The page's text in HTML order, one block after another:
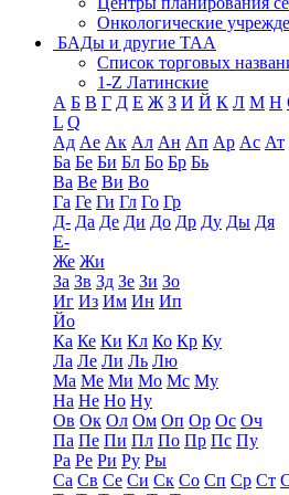
Онкологические
БАДы и другие ТАА
Список торговых
1-Z Латинские
А Б В Г Д Е Ж З И Й К Л М Н
L Q
Ад Ае Ак Ал Ан Ап Ар Ас Ат
Ба Бе Би Бл Бо Бр Бь
Ва Ве Ви Во
Га Ге Ги Гл Го Гр
Д- Да Де Ди До Др Ду Ды Дя
Е-
Же Жи
За Зв Зд Зе Зи Зо
Иг Из Им Ин Ип
Йо
Ка Ке Ки Кл Ко Кр Ку
Ла Ле Ли Ль Лю
Ма Ме Ми Мо Мс Му
На Не Но Ну
Ов Ок Ол Ом Оп Ор Ос Оч
Па Пе Пи Пл По Пр Пс Пу
Ра Ре Ри Ру Ры
Са Св Се Си Ск Со Сп Ср Ст